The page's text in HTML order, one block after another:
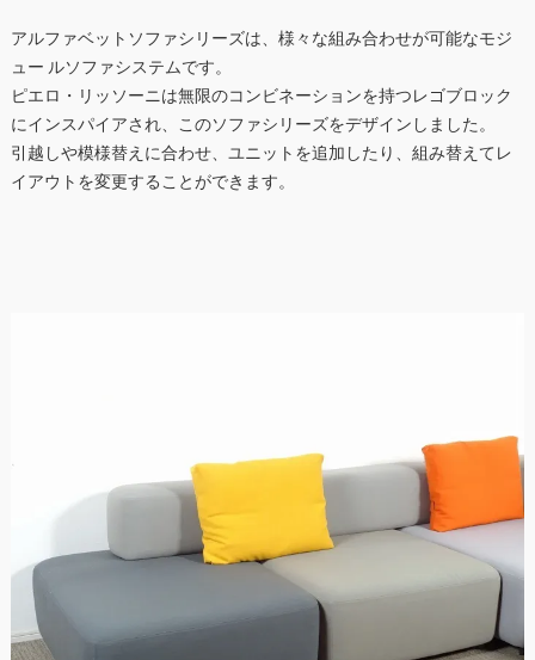
アルファベットソファシリーズは、様々な組み合わせが可能なモジ
ュー ルソファシステムです。
ピエロ・リッソーニは無限のコンビネーションを持つレゴブロック
にインスパイアされ、このソファシリーズをデザインしました。
引越しや模様替えに合わせ、ユニットを追加したり、組み替えてレ
イアウトを変更することができます。